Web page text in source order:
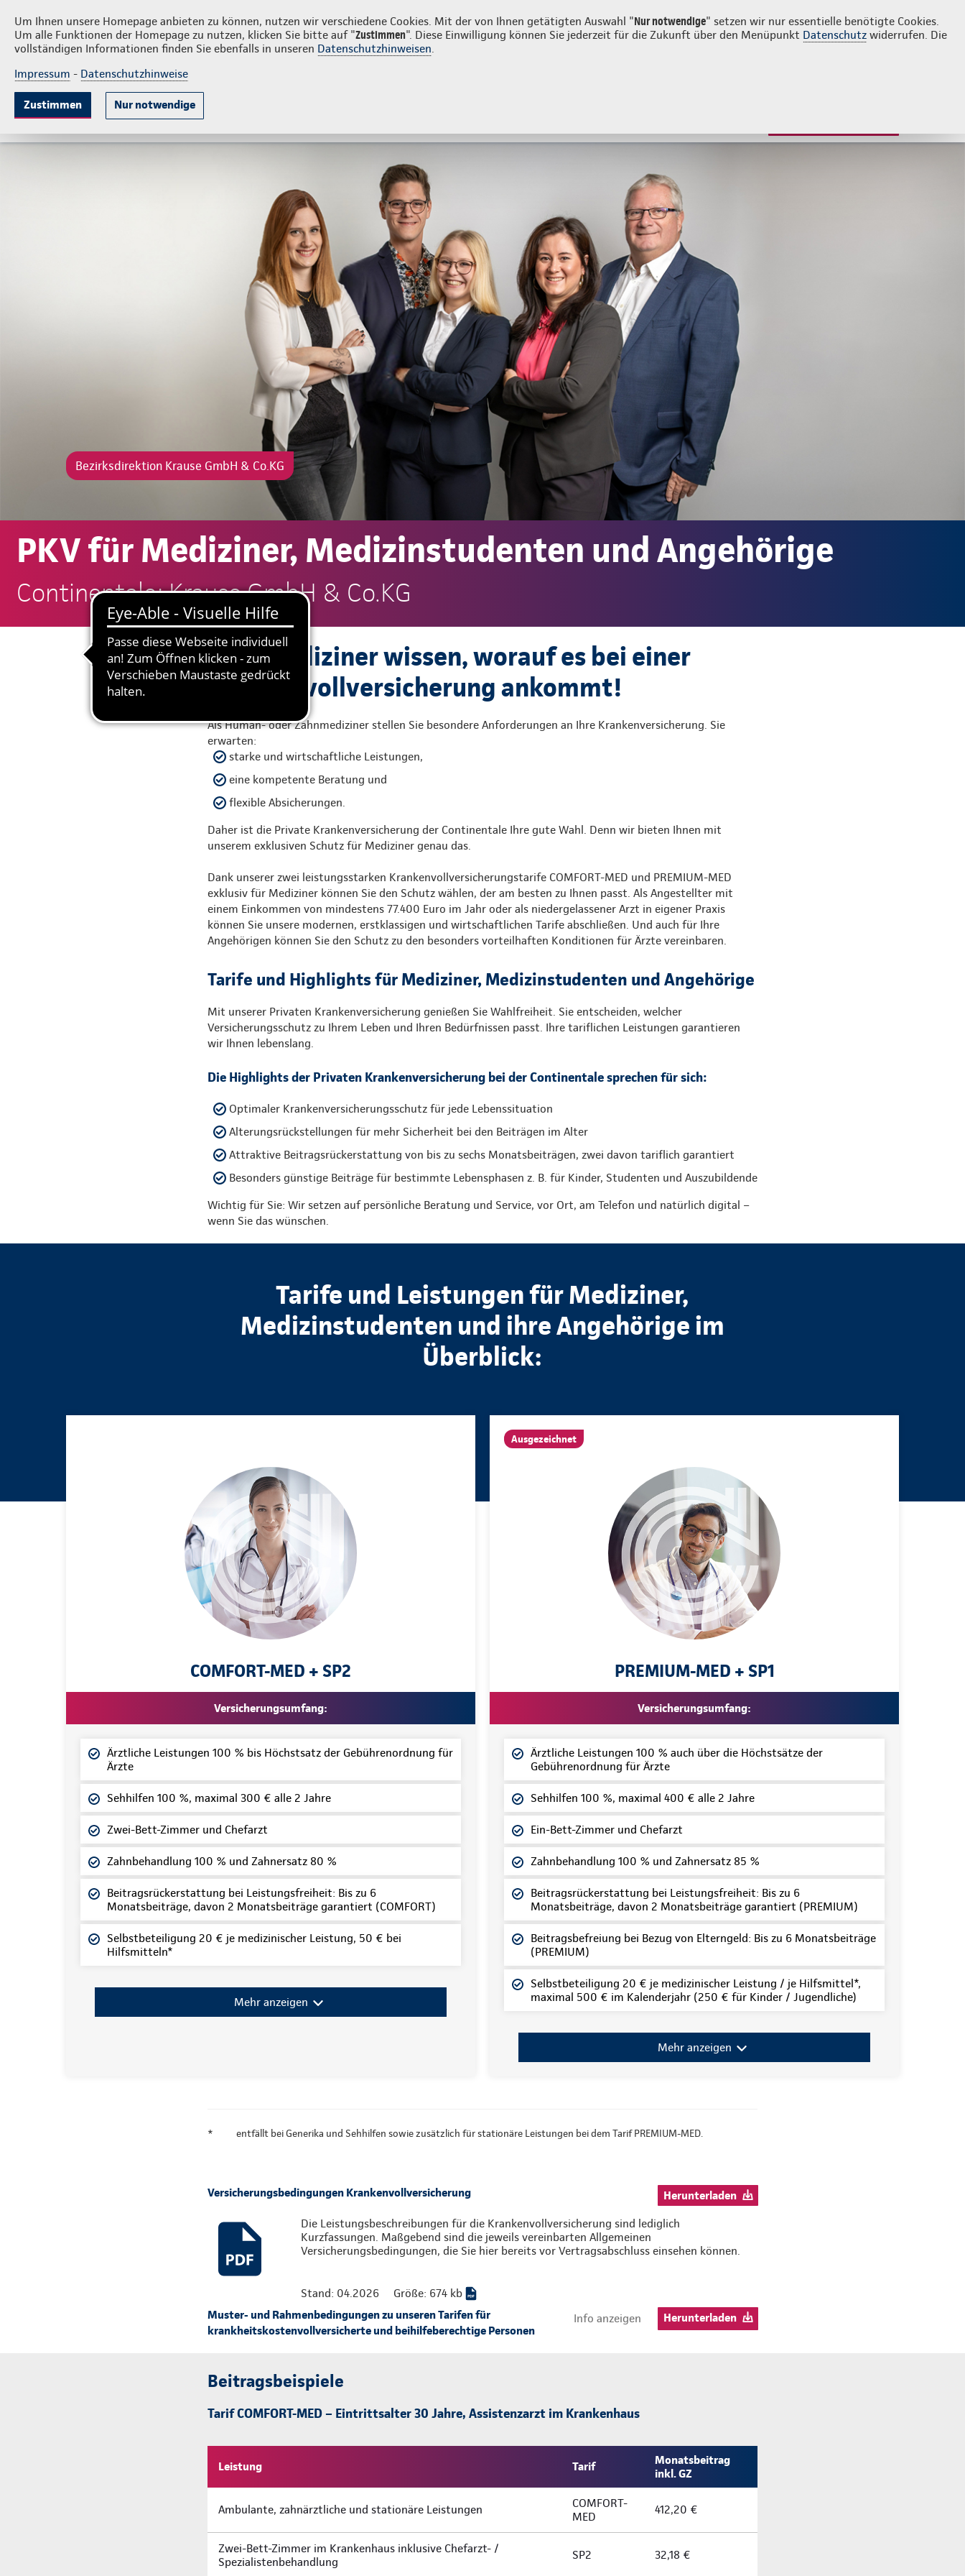
Um Ihnen unsere Homepage anbieten zu können, nutzen wir verschiedene Cookies. Mit der von Ihnen getätigten Auswahl "Nur notwendige" setzen wir nur essentielle benötigte Cookies.
Um alle Funktionen der Homepage zu nutzen, klicken Sie bitte auf "Zustimmen". Diese Einwilligung können Sie jederzeit für die Zukunft über den Menüpunkt Datenschutz widerrufen. Die
vollständigen Informationen finden Sie ebenfalls in unseren Datenschutzhinweisen.
Impressum - Datenschutzhinweise
Zustimmen Nur notwendige
Krause GmbH & Co.KG Privatkunden Firmenkunden Login Kontakt 0151 51100441
KrankenversicherungLebensversicherung
Bezirksdirektion Krause GmbH & Co.KG
PKV für Mediziner, Medizinstudenten und Angehörige
Continentale: Krause GmbH & Co.KG
Weil Mediziner wissen, worauf es bei einer
Krankenvollversicherung ankommt!
Als Human- oder Zahnmediziner stellen Sie besondere Anforderungen an Ihre Krankenversicherung. Sie
erwarten:
starke und wirtschaftliche Leistungen,
eine kompetente Beratung und
flexible Absicherungen.
Daher ist die Private Krankenversicherung der Continentale Ihre gute Wahl. Denn wir bieten Ihnen mit
unserem exklusiven Schutz für Mediziner genau das.
Dank unserer zwei leistungsstarken Krankenvollversicherungstarife COMFORT-MED und PREMIUM-MED
exklusiv für Mediziner können Sie den Schutz wählen, der am besten zu Ihnen passt. Als Angestellter mit
einem Einkommen von mindestens 77.400 Euro im Jahr oder als niedergelassener Arzt in eigener Praxis
können Sie unsere modernen, erstklassigen und wirtschaftlichen Tarife abschließen. Und auch für Ihre
Angehörigen können Sie den Schutz zu den besonders vorteilhaften Konditionen für Ärzte vereinbaren.
Tarife und Highlights für Mediziner, Medizinstudenten und Angehörige
Mit unserer Privaten Krankenversicherung genießen Sie Wahlfreiheit. Sie entscheiden, welcher
Versicherungsschutz zu Ihrem Leben und Ihren Bedürfnissen passt. Ihre tariflichen Leistungen garantieren
wir Ihnen lebenslang.
Die Highlights der Privaten Krankenversicherung bei der Continentale sprechen für sich:
Optimaler Krankenversicherungsschutz für jede Lebenssituation
Alterungsrückstellungen für mehr Sicherheit bei den Beiträgen im Alter
Attraktive Beitragsrückerstattung von bis zu sechs Monatsbeiträgen, zwei davon tariflich garantiert
Besonders günstige Beiträge für bestimmte Lebensphasen z. B. für Kinder, Studenten und Auszubildende
Wichtig für Sie: Wir setzen auf persönliche Beratung und Service, vor Ort, am Telefon und natürlich digital –
wenn Sie das wünschen.
Tarife und Leistungen für Mediziner,
Medizinstudenten und ihre Angehörige im
Überblick:
COMFORT-MED + SP2
Versicherungsumfang:
Ärztliche Leistungen 100 % bis Höchstsatz der Gebührenordnung für
Ärzte
Sehhilfen 100 %, maximal 300 € alle 2 Jahre
Zwei-Bett-Zimmer und Chefarzt
Zahnbehandlung 100 % und Zahnersatz 80 %
Beitragsrückerstattung bei Leistungsfreiheit: Bis zu 6
Monatsbeiträge, davon 2 Monatsbeiträge garantiert (COMFORT)
Selbstbeteiligung 20 € je medizinischer Leistung, 50 € bei
Hilfsmitteln*
Mehr anzeigen
Ausgezeichnet
PREMIUM-MED + SP1
Versicherungsumfang:
Ärztliche Leistungen 100 % auch über die Höchstsätze der
Gebührenordnung für Ärzte
Sehhilfen 100 %, maximal 400 € alle 2 Jahre
Ein-Bett-Zimmer und Chefarzt
Zahnbehandlung 100 % und Zahnersatz 85 %
Beitragsrückerstattung bei Leistungsfreiheit: Bis zu 6
Monatsbeiträge, davon 2 Monatsbeiträge garantiert (PREMIUM)
Beitragsbefreiung bei Bezug von Elterngeld: Bis zu 6 Monatsbeiträge
(PREMIUM)
Selbstbeteiligung 20 € je medizinischer Leistung / je Hilfsmittel*,
maximal 500 € im Kalenderjahr (250 € für Kinder / Jugendliche)
Mehr anzeigen
* entfällt bei Generika und Sehhilfen sowie zusätzlich für stationäre Leistungen bei dem Tarif PREMIUM-MED.
Versicherungsbedingungen Krankenvollversicherung Herunterladen
Die Leistungsbeschreibungen für die Krankenvollversicherung sind lediglich
Kurzfassungen. Maßgebend sind die jeweils vereinbarten Allgemeinen
Versicherungsbedingungen, die Sie hier bereits vor Vertragsabschluss einsehen können.
Stand: 04.2026
Größe: 674 kb
Muster- und Rahmenbedingungen zu unseren Tarifen für
krankheitskostenvollversicherte und beihilfeberechtige Personen
Info anzeigen Herunterladen
Beitragsbeispiele
Tarif COMFORT-MED – Eintrittsalter 30 Jahre, Assistenzarzt im Krankenhaus
Leistung Tarif
Monatsbeitrag
inkl. GZ
Ambulante, zahnärztliche und stationäre Leistungen
COMFORT-
MED
412,20 €
Zwei­-Bett­-Zimmer im Krankenhaus inklusive Chefarzt- /
Spezialistenbehandlung
SP2 32,18 €